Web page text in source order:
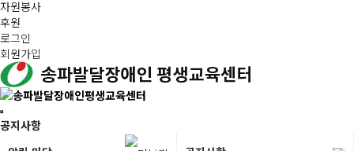
자원봉사
후원
로그인
회원가입
공지사항